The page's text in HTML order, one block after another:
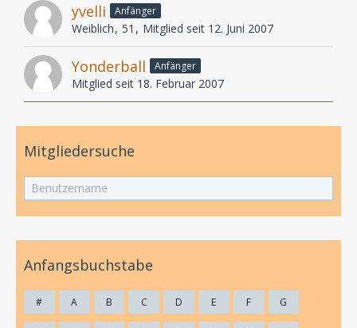
yvelli Anfänger
Weiblich 51 Mitglied seit 12. Juni 2007
Yonderball Anfänger
Mitglied seit 18. Februar 2007
Mitgliedersuche
Anfangsbuchstabe
# A B C D E F G